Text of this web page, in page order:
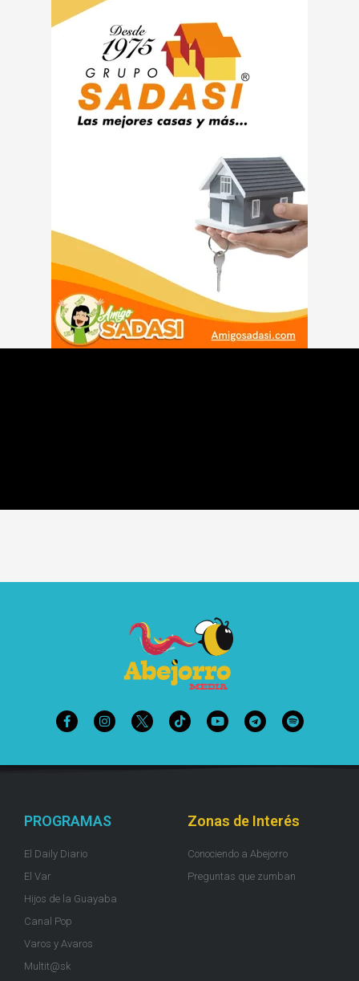
PROGRAMAS
El Daily Diario
El Var
Hijos de la Guayaba
Canal Pop
Varos y Avaros
Multit@sk
Zonas de Interés
Conociendo a Abejorro
Preguntas que zumban